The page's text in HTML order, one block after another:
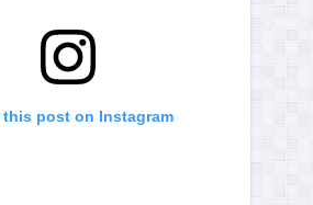
this post on Instagram